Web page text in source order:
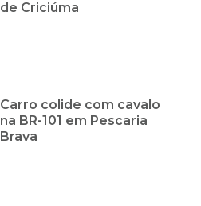
de Criciúma
Carro colide com cavalo
na BR-101 em Pescaria
Brava